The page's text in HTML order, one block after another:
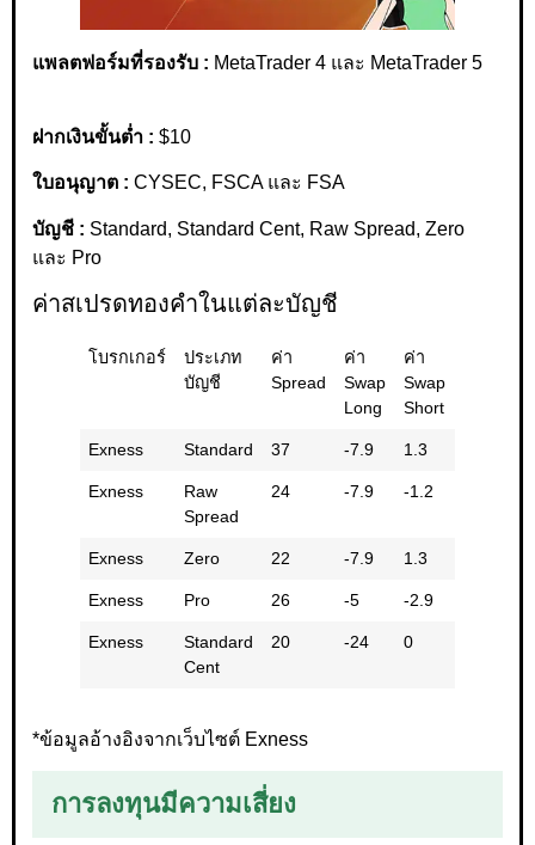
แพลตฟอร์มที่รองรับ : MetaTrader 4 และ MetaTrader 5
ฝากเงินขั้นต่ำ : $10
ใบอนุญาต : CYSEC, FSCA และ FSA
บัญชี : Standard, Standard Cent, Raw Spread, Zero
และ Pro
ค่าสเปรดทองคำในแต่ละบัญชี
โบรกเกอร์
ประเภท
บัญชี
ค่า
Spread
ค่า
Swap
Long
ค่า
Swap
Short
Exness Standard 37 -7.9 1.3
Exness
Raw
Spread
24 -7.9 -1.2
Exness Zero 22 -7.9 1.3
Exness Pro 26 -5 -2.9
Exness
Standard
Cent
20 -24 0
*ข้อมูลอ้างอิงจากเว็บไซต์ Exness
การลงทุนมีความเสี่ยง